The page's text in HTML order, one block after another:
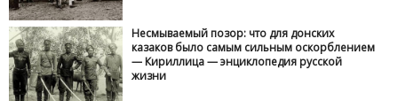
Несмываемый позор: что для донских
казаков было самым сильным оскорблением
— Кириллица — энциклопедия русской
жизни